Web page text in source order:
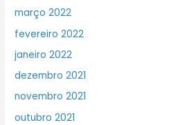
março 2022
fevereiro 2022
janeiro 2022
dezembro 2021
novembro 2021
outubro 2021